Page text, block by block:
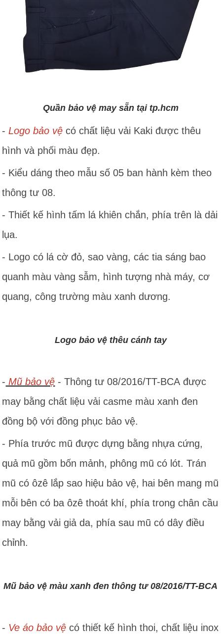
Quần bảo vệ may sẵn tại tp.hcm
- Logo bảo vệ có chất liệu vải Kaki được thêu
hình và phối màu đẹp.
- Kiểu dáng theo mẫu số 05 ban hành kèm theo
thông tư 08.
- Thiết kế hình tấm lá khiên chắn, phía trên là dải
lụa.
- Logo có lá cờ đỏ, sao vàng, các tia sáng bao
quanh màu vàng sẫm, hình tượng nhà máy, cơ
quang, công trường màu xanh dương.
Logo bảo vệ thêu cánh tay
- Mũ bảo vệ - Thông tư 08/2016/TT-BCA được
may bằng chất liệu vải casme màu xanh đen
đồng bộ với đồng phục bảo vệ.
- Phía trước mũ được dựng bằng nhựa cứng,
quả mũ gồm bốn mảnh, phông mũ có lót. Trán
mũ có ôzê lắp sao hiệu bảo vệ, hai bên mang mũ
mỗi bên có ba ôzê thoát khí, phía trong chân cầu
may bằng vải giả da, phía sau mũ có dây điều
chỉnh.
Mũ bảo vệ màu xanh đen thông tư 08/2016/TT-BCA
- Ve áo bảo vệ có thiết kế hình thoi, chất liệu inox